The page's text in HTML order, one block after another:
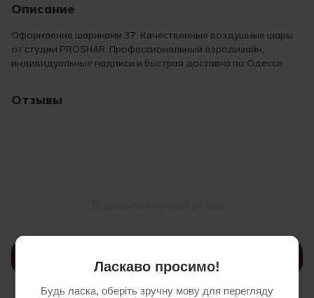
Описание
Оформление шариками 37. Качественные воздушные шары
от студии PROSHAR. Профессиональный аэродизайн,
индивидуальные надписи и быстрая доставка по Одессе.
Отзывы
Ласкаво просимо!
Будь ласка, оберіть зручну мову для перегляду